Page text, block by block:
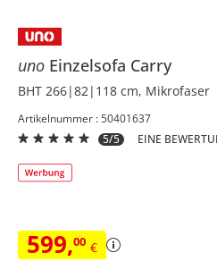
uno Einzelsofa Carry
BHT 266|82|118 cm, Mikrofaser
Artikelnummer : 50401637
5/5
EINE
599,00 €